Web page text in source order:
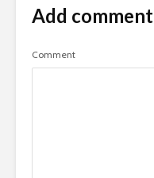
Add comment
Comment